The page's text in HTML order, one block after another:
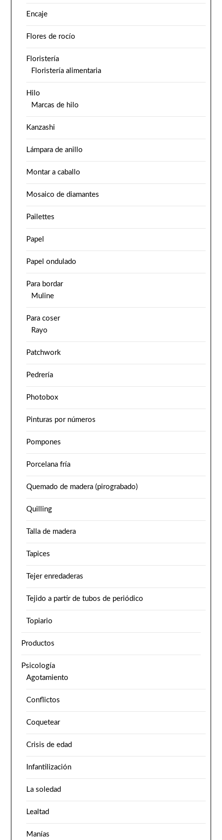
Encaje
Flores de rocío
Floristería
Floristería alimentaria
Hilo
Marcas de hilo
Kanzashi
Lámpara de anillo
Montar a caballo
Mosaico de diamantes
Pailettes
Papel
Papel ondulado
Para bordar
Muline
Para coser
Rayo
Patchwork
Pedrería
Photobox
Pinturas por números
Pompones
Porcelana fría
Quemado de madera (pirograbado)
Quilling
Talla de madera
Tapices
Tejer enredaderas
Tejido a partir de tubos de periódico
Topiario
Productos
Psicología
Agotamiento
Conflictos
Coquetear
Crisis de edad
Infantilización
La soledad
Lealtad
Manías